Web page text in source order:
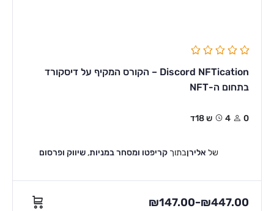
Discord NFTication – הקורס המקיף על דיסקורד
בתחום ה-NFT
0 4ש 18ד
של אלירןבתוך קריפטו ומסחר במניות, שיווק ופרסום
₪147.00–₪447.00